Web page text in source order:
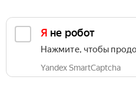
Я не робот
Нажмите, чтобы
Yandex SmartCaptcha